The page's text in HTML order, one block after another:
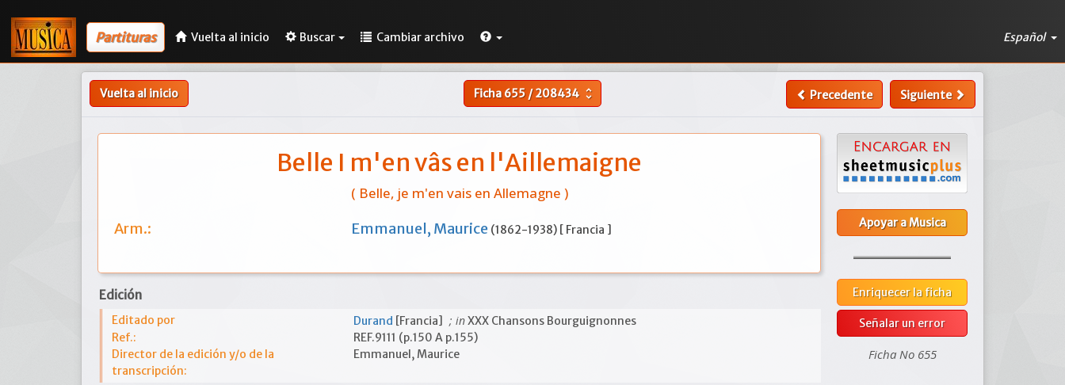
Partituras Vuelta al inicio Buscar Cambiar archivo Español
Vuelta al inicio Ficha655/208434 unfold_more Precedente Siguiente
Belle I m'en vâs en l'Aillemaigne
( Belle, je m'en vais en Allemagne )
Arm.:
Emmanuel, Maurice (1862-1938) [ Francia ]
Edición
Editado por Durand [Francia] ; inXXX Chansons Bourguignonnes
Ref.:
REF.9111 (p.150 A p.155)
Director de la edición y/o de la
transcripción:
Emmanuel, Maurice
Apoyar a Musica
Enriquecer la ficha
Señalar un error
Ficha No 655